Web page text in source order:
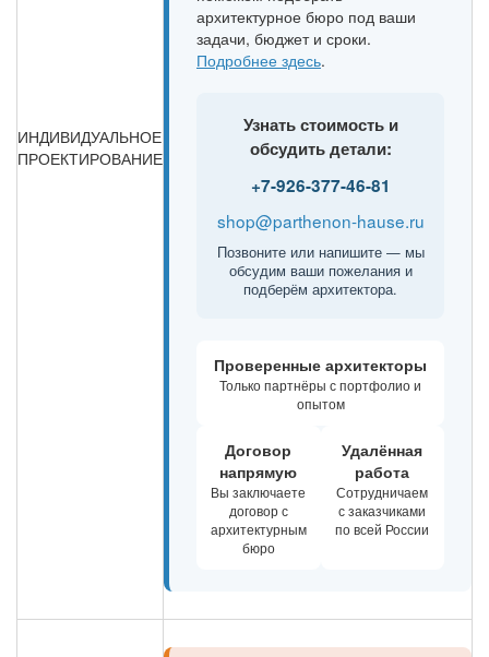
ИНДИВИДУАЛЬНОЕ
ПРОЕКТИРОВАНИЕ
архитектурное бюро под ваши
задачи, бюджет и сроки.
Подробнее здесь.
Узнать стоимость и
обсудить детали:
+7-926-377-46-81
shop@parthenon-hause.ru
Позвоните или напишите — мы
обсудим ваши пожелания и
подберём архитектора.
Проверенные архитекторы
Только партнёры с портфолио и
опытом
Договор
напрямую
Вы заключаете
договор с
архитектурным
бюро
Удалённая
работа
Сотрудничаем
с заказчиками
по всей России